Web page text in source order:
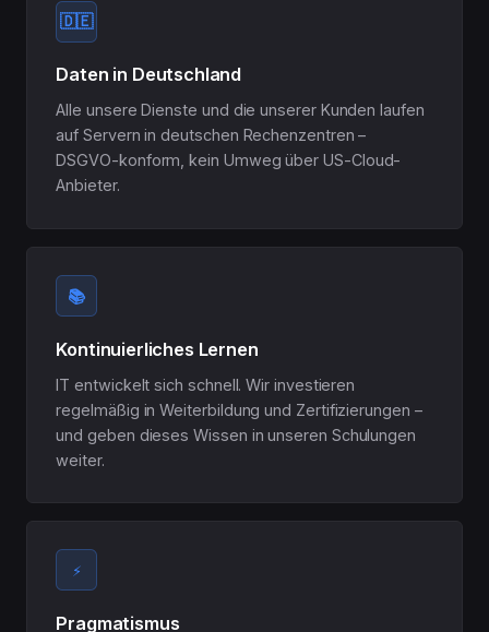
🇩🇪
Daten in Deutschland
Alle unsere Dienste und die unserer Kunden laufen
auf Servern in deutschen Rechenzentren –
DSGVO-konform, kein Umweg über US-Cloud-
Anbieter.
📚
Kontinuierliches Lernen
IT entwickelt sich schnell. Wir investieren
regelmäßig in Weiterbildung und Zertifizierungen –
und geben dieses Wissen in unseren Schulungen
weiter.
⚡
Pragmatismus